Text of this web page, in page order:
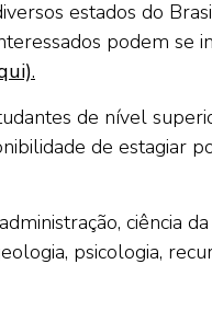
estados do
podem se
.
de nível
de estagiar
ciência
psicologia,